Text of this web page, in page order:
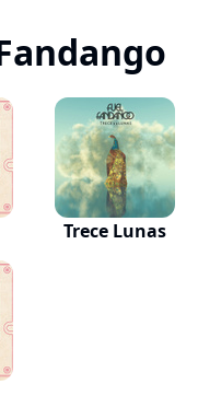
Trece Lunas